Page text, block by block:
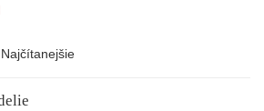
Najčítanejšie